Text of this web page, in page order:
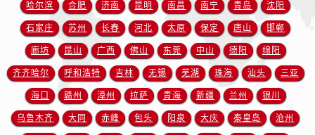
哈尔滨 合肥 济南 昆明 南昌 南宁 青岛 沈阳
石家庄 苏州 长春 河北 太原 保定 唐山 邯郸
廊坊 昆山 广西 佛山 东莞 中山 德阳 绵阳
齐齐哈尔 呼和浩特 吉林 无锡 芜湖 珠海 汕头 三亚
海口 赣州 漳州 拉萨 青海 新疆 兰州 银川
乌鲁木齐 大同 赤峰 包头 阳泉 大庆 秦皇岛 沧州